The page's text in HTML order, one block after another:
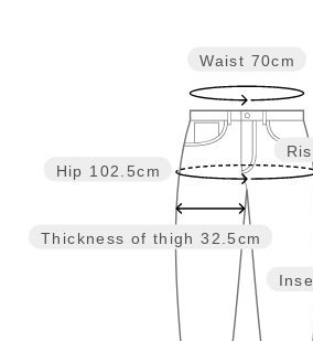
Thickness of thigh 32.5cm
Hip 102.5cm
Waist 70cm